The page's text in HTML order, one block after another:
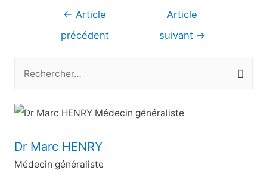
Navigation
← Article
précédent
Article
suivant →
c
e
r
Dr Marc HENRY
Médecin généraliste